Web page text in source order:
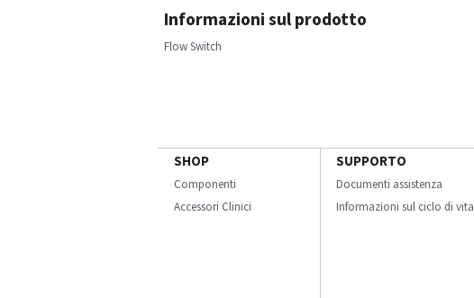
Informazioni sul prodotto
Flow Switch
SHOP
Componenti
Accessori Clinici
SUPPORTO
Documenti assistenza
Informazioni sul ciclo di vita